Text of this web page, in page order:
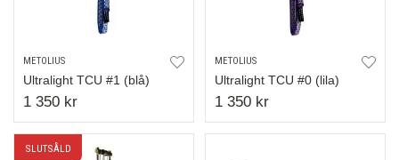
METOLIUS
Ultralight TCU #1 (blå)
1 350 kr
METOLIUS
Ultralight TCU #0 (lila)
1 350 kr
SLUTSÅLD